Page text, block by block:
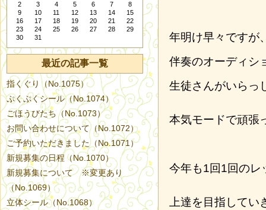
年明け早々ですが
伴奏のオーディシ
生徒さんがいらっ
本気モードで頑張
今年も1回1回のレ
上達を目指してい
2
3 4 5 6 7
8
9
10 11 12 13 14
15
16
17 18 19 20 21
22
23
24 25 26 27 28
29
30
31
最近の記事一覧
指くぐり（No.1075）
ぷくぷくシール（No.1074）
ごほうびたち（No.1073）
お問い合わせについて（No.1072）
ご予約いただきました（No.1071）
新規募集の日程（No.1070）
新規募集について ※変更あり
（No.1069）
立体シール（No.1068）